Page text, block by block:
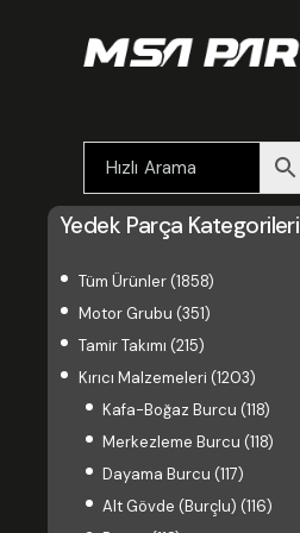
Yedek Parça Kategorileri
Tüm Ürünler (1858)
Motor Grubu (351)
Tamir Takımı (215)
Kırıcı Malzemeleri (1203)
Kafa-Boğaz Burcu (118)
Merkezleme Burcu (118)
Dayama Burcu (117)
Alt Gövde (Burçlu) (116)